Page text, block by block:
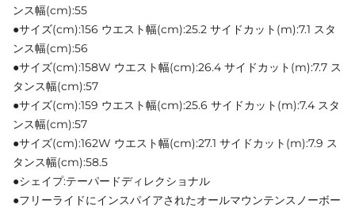
ンス幅(cm):55
●サイズ(cm):156 ウエスト幅(cm):25.2 サイドカット(m):7.1 スタ
ンス幅(cm):56
●サイズ(cm):158W ウエスト幅(cm):26.4 サイドカット(m):7.7 ス
タンス幅(cm):57
●サイズ(cm):159 ウエスト幅(cm):25.6 サイドカット(m):7.4 スタ
ンス幅(cm):57
●サイズ(cm):162W ウエスト幅(cm):27.1 サイドカット(m):7.9 ス
タンス幅(cm):58.5
●シェイプ:テーパードディレクショナル
●フリーライドにインスパイアされたオールマウンテンスノーボー